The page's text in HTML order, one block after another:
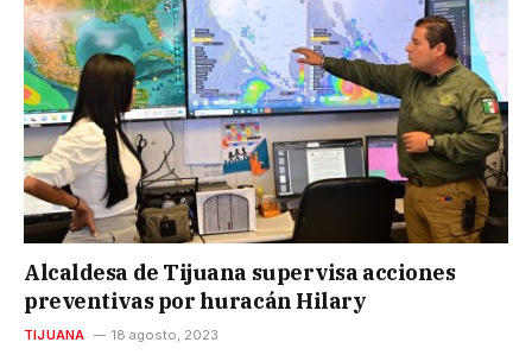
Alcaldesa de Tijuana supervisa acciones
preventivas por huracán Hilary
TIJUANA 18 agosto, 2023